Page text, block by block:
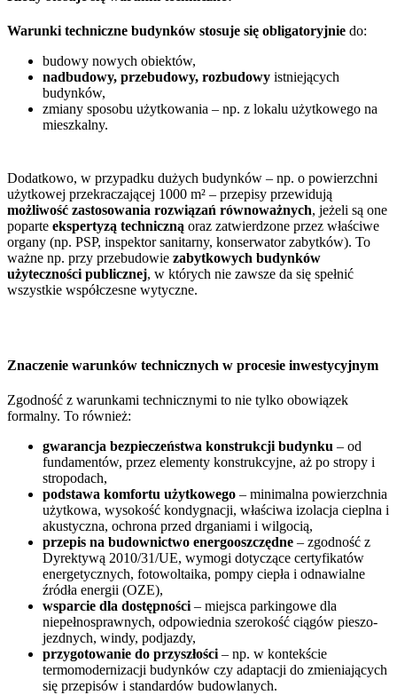
Warunki techniczne budynków stosuje się obligatoryjnie do:
budowy nowych obiektów,
nadbudowy, przebudowy, rozbudowy istniejących
budynków,
zmiany sposobu użytkowania – np. z lokalu użytkowego na
mieszkalny.
Dodatkowo, w przypadku dużych budynków – np. o powierzchni
użytkowej przekraczającej 1000 m² – przepisy przewidują
możliwość zastosowania rozwiązań równoważnych, jeżeli są one
poparte ekspertyzą techniczną oraz zatwierdzone przez właściwe
organy (np. PSP, inspektor sanitarny, konserwator zabytków). To
ważne np. przy przebudowie zabytkowych budynków
użyteczności publicznej, w których nie zawsze da się spełnić
wszystkie współczesne wytyczne.
Znaczenie warunków technicznych w procesie inwestycyjnym
Zgodność z warunkami technicznymi to nie tylko obowiązek
formalny. To również:
gwarancja bezpieczeństwa konstrukcji budynku – od
fundamentów, przez elementy konstrukcyjne, aż po stropy i
stropodach,
podstawa komfortu użytkowego – minimalna powierzchnia
użytkowa, wysokość kondygnacji, właściwa izolacja cieplna i
akustyczna, ochrona przed drganiami i wilgocią,
przepis na budownictwo energooszczędne – zgodność z
Dyrektywą 2010/31/UE, wymogi dotyczące certyfikatów
energetycznych, fotowoltaika, pompy ciepła i odnawialne
źródła energii (OZE),
wsparcie dla dostępności– miejsca parkingowe dla
niepełnosprawnych, odpowiednia szerokość ciągów pieszo-
jezdnych, windy, podjazdy,
przygotowanie do przyszłości– np. w kontekście
termomodernizacji budynków czy adaptacji do zmieniających
się przepisów i standardów budowlanych.